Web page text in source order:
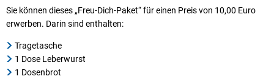
Sie können dieses „Freu-Dich-Paket“ für einen Preis von 10,00 Euro
erwerben. Darin sind enthalten:
Tragetasche
1 Dose Leberwurst
1 Dosenbrot